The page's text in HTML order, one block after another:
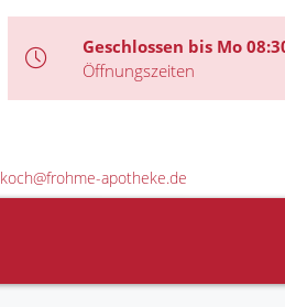
Geschlossen bis Mo
Öffnungszeiten
koch@frohme-apotheke.de